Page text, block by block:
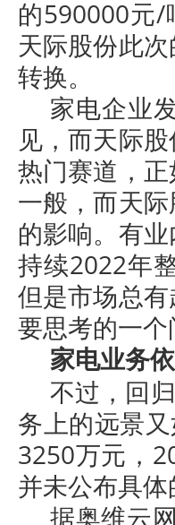
的590000元/
天际股份此
转换。
家电企业
见，而天际
热门赛道，
一般，而天
的影响。有
持续2022年
但是市场总
要思考的一个
家电业务
不过，回
务上的远景
3250万元，
并未公布具体
据奥维云